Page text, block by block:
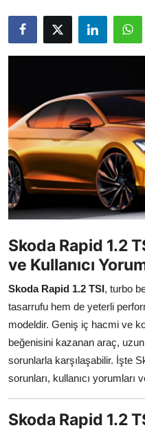
Muayene & Ruhsat
Sorgulamalar
Bakım & Arıza Çözümleri
Elektrikli & Hibrit
Kiralama & Filo
Sürüş & Güvenlik
Yağlar & Sıvılar
LPG & Yakıt
Elektrik & Akü
Klima & Konfor
Aydınlatma & Görüş
Şanzıman & Aktarma
Skoda Rapid 1.2
ve Kullanıcı
Skoda Rapid 1.2 TSI, turbo
tasarrufu hem de yeterli
modeldir. Geniş iç hacmi ve
beğenisini kazanan araç,
sorunlarla karşılaşabilir. İşte
sorunları, kullanıcı yorumları
Skoda Rapid 1.2